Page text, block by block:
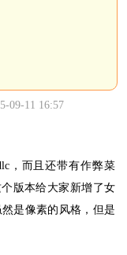
09-11 16:57
，而且还带有作弊菜
版本给大家新增了女
是像素的风格，但是